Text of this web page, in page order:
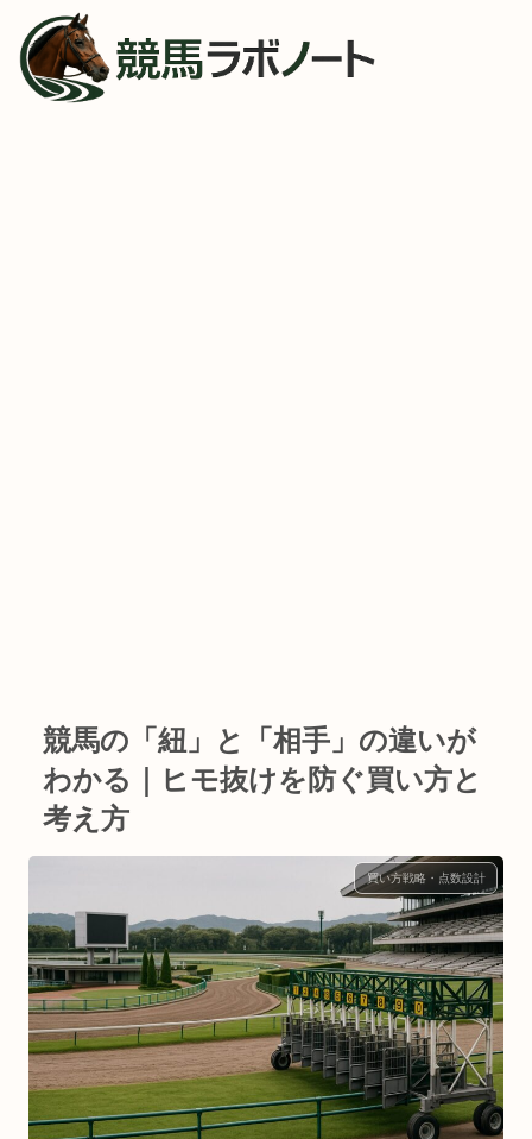
競馬の「紐」と「相手」の違いが
わかる｜ヒモ抜けを防ぐ買い方と
考え方
買い方戦略・点数設計